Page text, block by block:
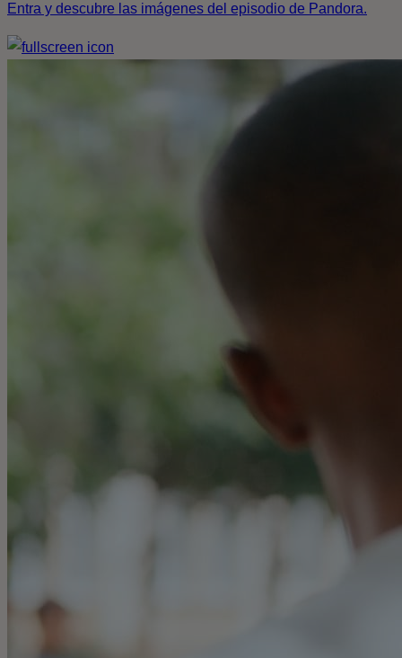
Entra y descubre las imágenes del episodio de Pandora.